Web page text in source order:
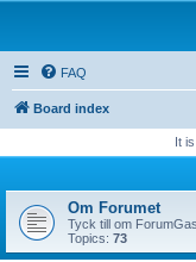
FAQ
Board index
It
Om Forumet
Tyck till om
Topics: 73